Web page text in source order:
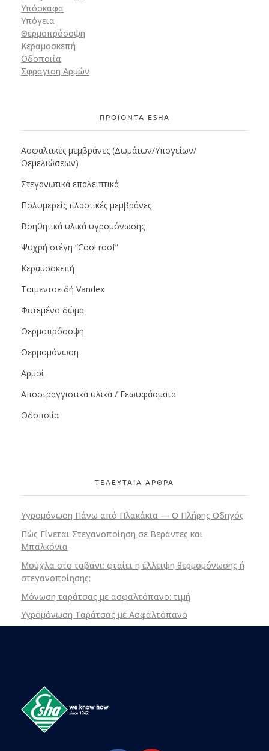
Υπόσκαφα
Υπόγεια
Θερμοπρόσοψη
Κεραμοσκεπή
Οδοποιία
Σφράγιση Αρμών
ΠΡΟΪΟΝΤΑ ESHA
Ασφαλτικές μεμβράνες (Δωμάτων/Υπογείων/
Θεμελιώσεων)
Στεγανωτικά επαλειπτικά
Πολυμερείς πλαστικές μεμβράνες
Βοηθητικά υλικά υγρομόνωσης
Ψυχρή στέγη “Cool roof”
Κεραμοσκεπή
Τσιμεντοειδή Vandex
Φυτεμένο δώμα
Θερμοπρόσοψη
Θερμομόνωση
Αρμοί
Αποστραγγιστικά υλικά / Γεωυφάσματα
Οδοποιία
ΤΕΛΕΥΤΑΙΑ ΑΡΘΡΑ
Υγρομόνωση Πάνω από Πλακάκια — Ο Πλήρης Οδηγός
Πώς Γίνεται Στεγανοποίηση σε Βεράντες και
Μπαλκόνια
Μούχλα στο ταβάνι: φταίει η έλλειψη θερμομόνωσης ή
στεγανοποίησης;
Μόνωση ταράτσας με ασφαλτόπανο: τιμή
Υγρομόνωση Ταράτσας με Ασφαλτόπανο